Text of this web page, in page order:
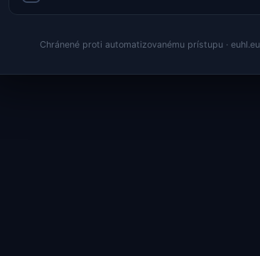
Chránené proti automatizovanému prístupu · euhl.eu